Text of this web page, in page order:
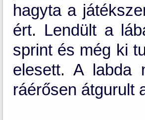
hagyta a
ért. Lendült a
sprint és még ki
elesett. A labda
ráérősen átgurult